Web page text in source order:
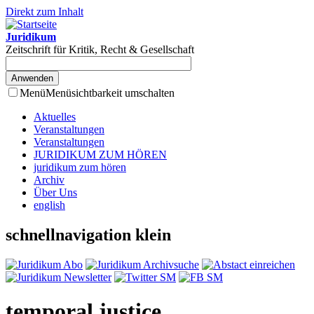
Direkt zum Inhalt
Juridikum
Zeitschrift für Kritik, Recht & Gesellschaft
MenüMenüsichtbarkeit umschalten
Aktuelles
Veranstaltungen
Veranstaltungen
JURIDIKUM ZUM HÖREN
juridikum zum hören
Archiv
Über Uns
english
schnellnavigation klein